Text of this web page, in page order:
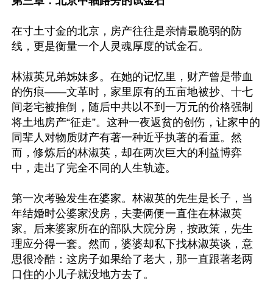
在寸土寸金的北京，房产往往是亲情最脆弱的防
线，更是衡量一个人灵魂厚度的试金石。
林淑英兄弟姊妹多。在她的记忆里，财产曾是带血
的伤痕——文革时，家里原有的五亩地被抄、十七
间老宅被推倒，随后中共以不到一万元的价格强制
将土地房产“征走”。这种一夜返贫的创伤，让家中的
同辈人对物质财产有著一种近乎执著的看重。然
而，修炼后的林淑英，却在两次巨大的利益博弈
中，走出了完全不同的人生轨迹。
第一次考验发生在婆家。林淑英的先生是长子，当
年结婚时公婆家没房，夫妻俩便一直住在林淑英
家。后来婆家所在的部队大院分房，按政策，先生
理应分得一套。然而，婆婆却私下找林淑英谈，意
思很冷酷：这房子如果给了老大，那一直跟著老两
口住的小儿子就没地方去了。